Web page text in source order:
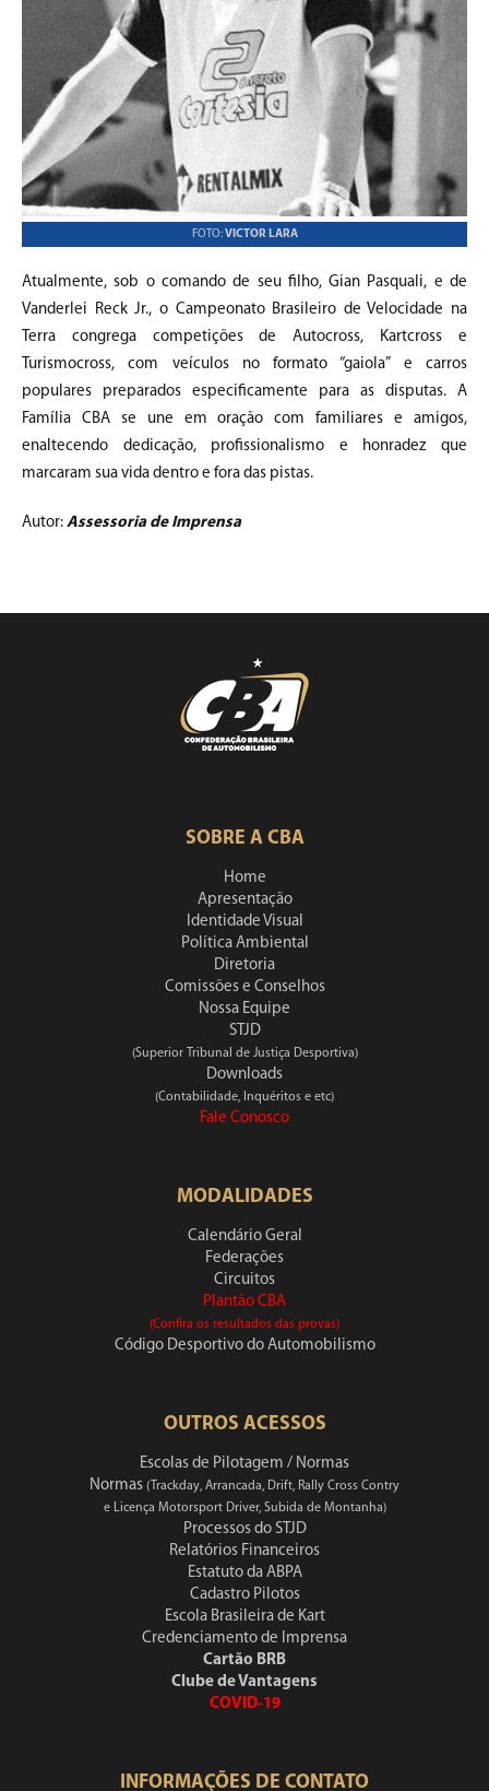
FOTO:VICTOR LARA
Atualmente, sob o comando de seu filho, Gian Pasquali, e de
Vanderlei Reck Jr., o Campeonato Brasileiro de Velocidade na
Terra congrega competições de Autocross, Kartcross e
Turismocross, com veículos no formato “gaiola” e carros
populares preparados especificamente para as disputas. A
Família CBA se une em oração com familiares e amigos,
enaltecendo dedicação, profissionalismo e honradez que
marcaram sua vida dentro e fora das pistas.
Autor: Assessoria de Imprensa
SOBRE A CBA
Home
Apresentação
Identidade Visual
Política Ambiental
Diretoria
Comissões e Conselhos
Nossa Equipe
STJD
(Superior Tribunal de Justiça Desportiva)
Downloads
(Contabilidade, Inquéritos e etc)
Fale Conosco
MODALIDADES
Calendário Geral
Federações
Circuitos
Plantão CBA
(Confira os resultados das provas)
Código Desportivo do Automobilismo
OUTROS ACESSOS
Escolas de Pilotagem / Normas
Normas (Trackday, Arrancada, Drift, Rally Cross Contry
e Licença Motorsport Driver, Subida de Montanha)
Processos do STJD
Relatórios Financeiros
Estatuto da ABPA
Cadastro Pilotos
Escola Brasileira de Kart
Credenciamento de Imprensa
Cartão BRB
Clube de Vantagens
COVID-19
INFORMAÇÕES DE CONTATO